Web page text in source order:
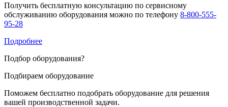
Получить бесплатную консультацию по сервисному
обслуживанию оборудования можно по телефону 8-800-555-
95-28
Подробнее
Подбор оборудования?
Подбираем оборудование
Поможем бесплатно подобрать оборудование для решения
вашей производственной задачи.